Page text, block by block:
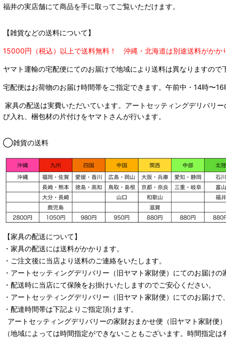
福井の実店舗にて商品を手に取ってご覧いただけます。
【雑貨などの送料について】
15000円（税込）以上で送料無料！ 沖縄・北海道は別途送料がかか
ヤマト運輸の宅配便にてのお届けで地域により送料は異なりますので
宅配便はお荷物のお届け時間帯をご指定できます。 午前中・14時〜
家具の配送は実費いただいています。アートセッティングデリバリ
び入れ、梱包材の片付けをヤマトさんが行います。
◯雑貨の送料
【家具の配送について】
・家具の配送には送料がかかります。
・ご注文後に当店より送料のご連絡をいたします。
・ アートセッティングデリバリー （旧ヤマト家財便） にてのお届けの
・配送時に当店にて保険をお掛けいたしますのでご安心ください。
・ アートセッティングデリバリー （旧ヤマト家財便） にてのお届けで
・配達時間帯は下記よりご指定頂けます。
アートセッティングデリバリーの家財おまかせ便 （旧ヤマト家財便
（地域によっては時間指定ができないこともございます。時間指定